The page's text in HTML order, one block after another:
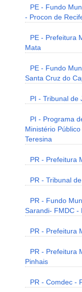
PE - Fundo
- Procon de
PE - Prefeitura
Mata
PE - Fundo
Santa Cruz do
PI - Tribunal de
PI - Programa
Ministério
Teresina
PR - Prefeitura
PR - Tribunal
PR - Fundo
Sarandi- FMDC -
PR - Prefeitura
PR - Prefeitura
Pinhais
PR - Comdec -